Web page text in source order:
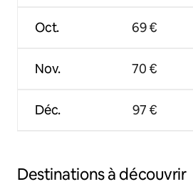
Oct.
Nov.
Déc.
69 €
70 €
97 €
Destinations à découvrir